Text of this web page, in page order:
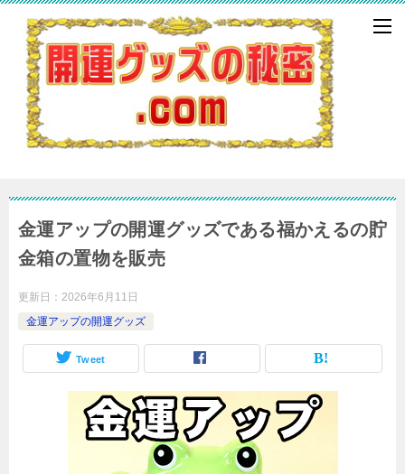
金運アップの開運グッズである福かえるの貯
金箱の置物を販売
更新日： 2026年6月11日
金運アップの開運グッズ
Tweet